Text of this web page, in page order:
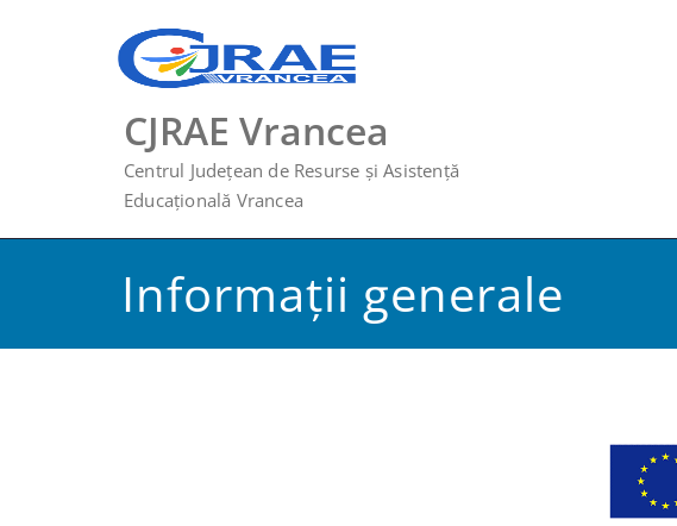
CJRAE Vrancea
Centrul Județean de Resurse și Asistență
Educațională Vrancea
Informații generale